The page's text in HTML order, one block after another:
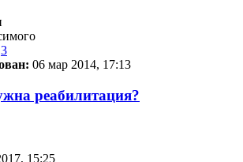
3
06 мар 2014, 17:13
реабилитация?
15:25